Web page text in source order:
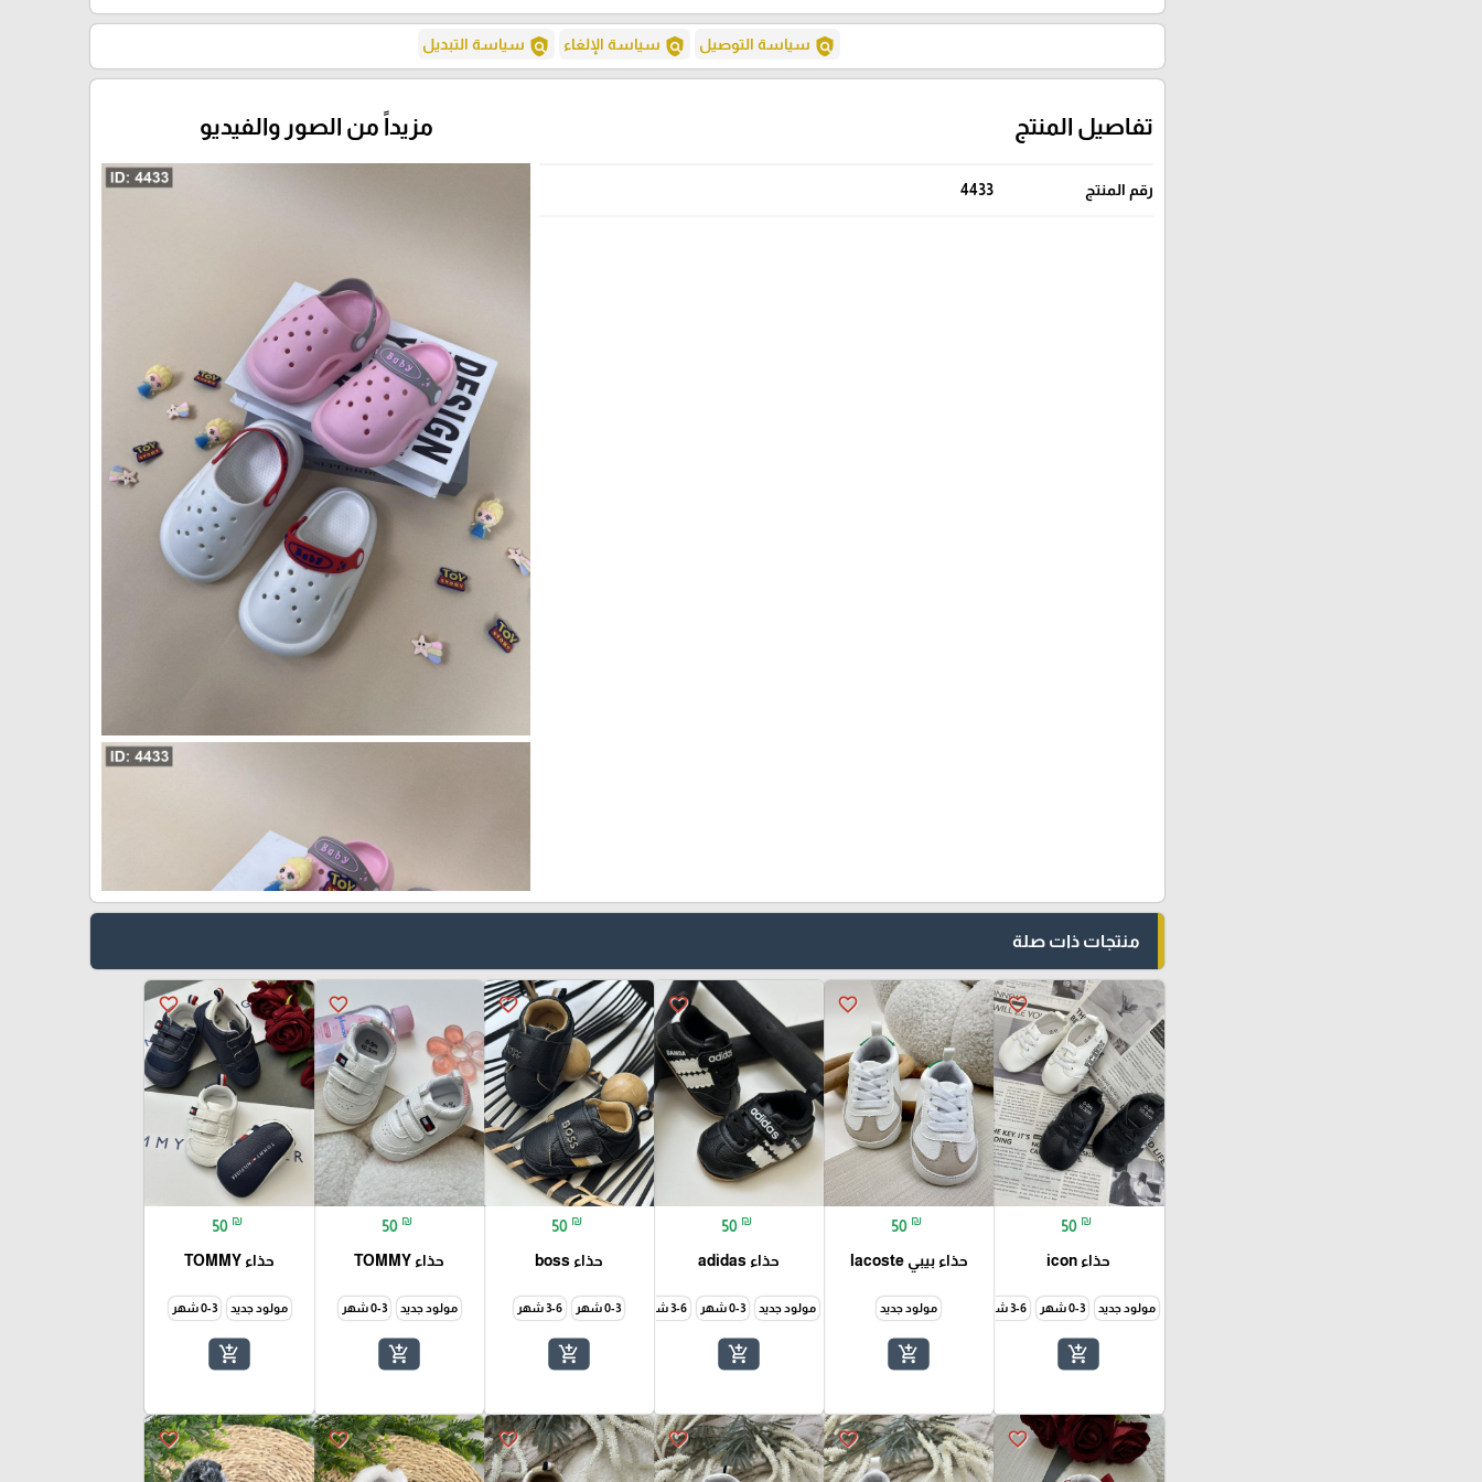
policy سياسة التوصيل policy سياسة الإلغاء policy سياسة التبديل
تفاصيل المنتج
رقم المنتج 4433
مزيداً من الصور والفيديو
منتجات ذات صلة
favorite_border
50 ₪
حذاء icon
مولود جديد 0-3 شهر 3-6 شهر
add_shopping_cart
favorite_border
50 ₪
حذاء بيبي lacoste
مولود جديد
add_shopping_cart
favorite_border
50 ₪
حذاء adidas
مولود جديد 0-3 شهر 3-6 شهر 6-12 شهر
add_shopping_cart
favorite_border
50 ₪
حذاء boss
0-3 شهر 3-6 شهر
add_shopping_cart
favorite_border
50 ₪
حذاء TOMMY
مولود جديد 0-3 شهر
add_shopping_cart
favorite_border
50 ₪
حذاء TOMMY
مولود جديد 0-3 شهر
add_shopping_cart
favorite_border
favorite_border
favorite_border
favorite_border
favorite_border
favorite_border